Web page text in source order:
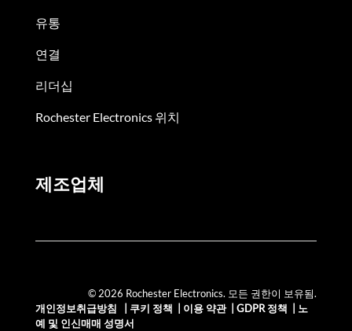
유통
연결
리더십
Rochester Electronics 위치
제조업체
© 2026 Rochester Electronics. 모든 권한이 보유됨.
개인정보취급방침
쿠키 정책 이용 약관| GDPR 정책
노
예 및 인신매매 성명서